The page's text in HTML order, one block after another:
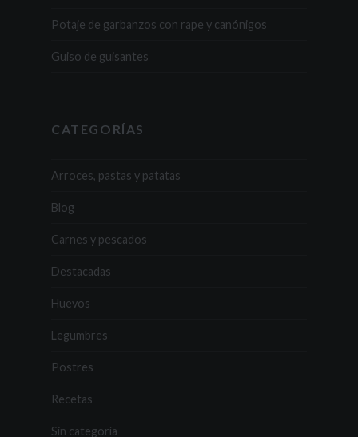
Potaje de garbanzos con rape y canónigos
Guiso de guisantes
CATEGORÍAS
Arroces, pastas y patatas
Blog
Carnes y pescados
Destacadas
Huevos
Legumbres
Postres
Recetas
Sin categoría